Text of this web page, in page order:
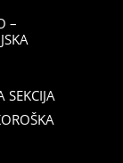
–
SEKCIJA